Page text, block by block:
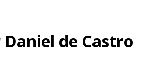
de Castro